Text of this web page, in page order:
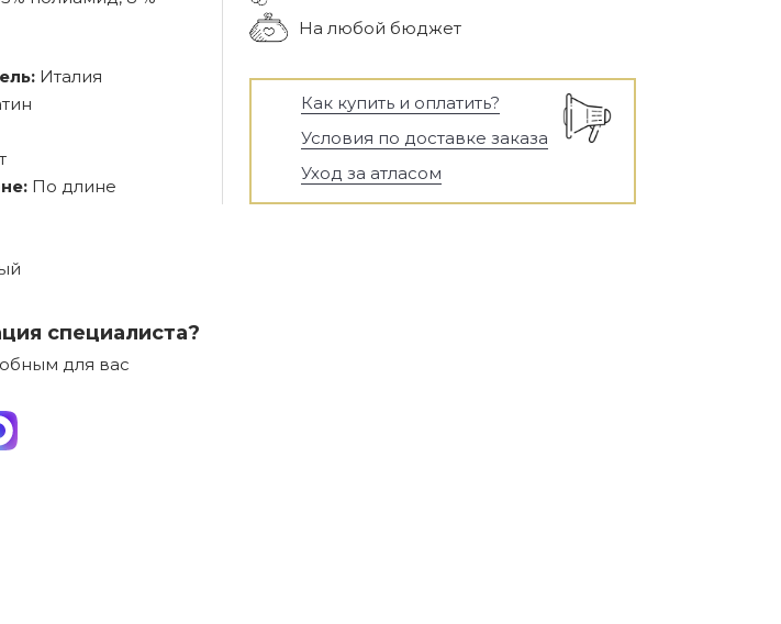
Италия
По длине
специалиста?
для вас
На любой бюджет
Как купить и оплатить?
Условия по доставке заказа
Уход за атласом